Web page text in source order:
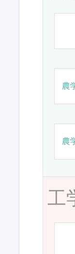
農
農
工